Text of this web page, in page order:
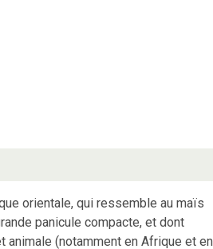
orientale, qui ressemble au maïs
panicule compacte, et dont
animale (notamment en Afrique et en